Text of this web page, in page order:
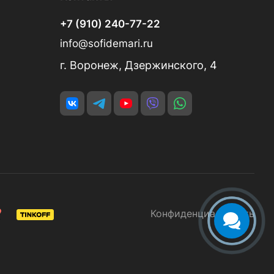
+7 (910) 240-77-22
info@sofidemari.ru
г. Воронеж, Дзержинского, 4
Конфиденциальность